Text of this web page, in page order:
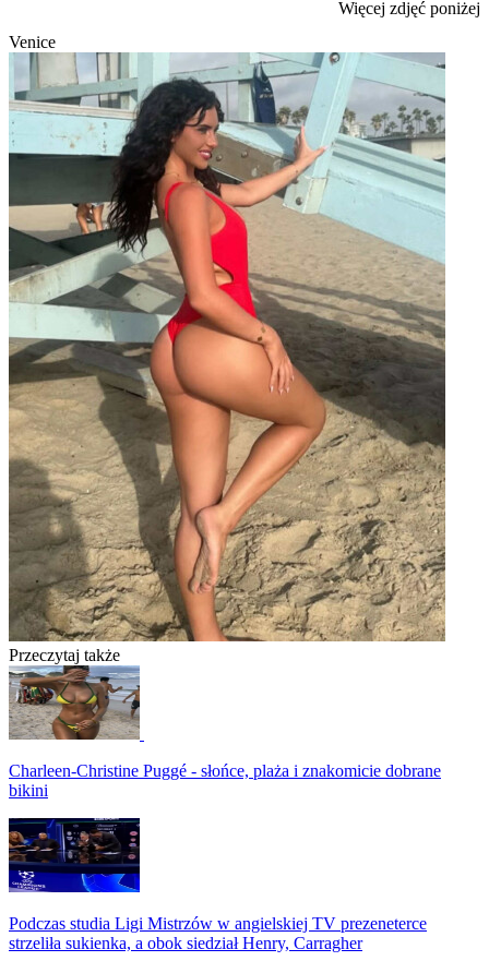
Więcej zdjęć poniżej
Venice
Przeczytaj także
Charleen-Christine Puggé - słońce, plaża i znakomicie dobrane
bikini
Podczas studia Ligi Mistrzów w angielskiej TV prezeneterce
strzeliła sukienka, a obok siedział Henry, Carragher